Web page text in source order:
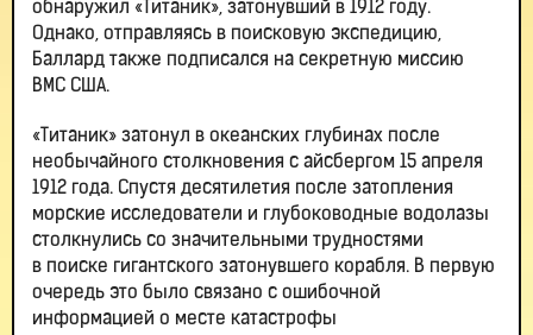
обнаружил «Титаник», затонувший в 1912 году.
Однако, отправляясь в поисковую экспедицию,
Баллард также подписался на секретную миссию
ВМС США.
«Титаник» затонул в океанских глубинах после
необычайного столкновения с айсбергом 15 апреля
1912 года. Спустя десятилетия после затопления
морские исследователи и глубоководные водолазы
столкнулись со значительными трудностями
в поиске гигантского затонувшего корабля. В первую
очередь это было связано с ошибочной
информацией о месте катастрофы